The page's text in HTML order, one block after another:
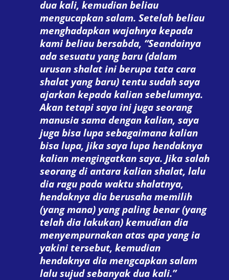
dua kali, kemudian beliau
mengucapkan salam. Setelah beliau
menghadapkan wajahnya kepada
kami beliau bersabda, “Seandainya
ada sesuatu yang baru (dalam
urusan shalat ini berupa tata cara
shalat yang baru) tentu sudah saya
ajarkan kepada kalian sebelumnya.
Akan tetapi saya ini juga seorang
manusia sama dengan kalian, saya
juga bisa lupa sebagaimana kalian
bisa lupa, jika saya lupa hendaknya
kalian mengingatkan saya. Jika salah
seorang di antara kalian shalat, lalu
dia ragu pada waktu shalatnya,
hendaknya dia berusaha memilih
(yang mana) yang paling benar (yang
telah dia lakukan) kemudian dia
menyempurnakan atas apa yang ia
yakini tersebut, kemudian
hendaknya dia mengcapkan salam
lalu sujud sebanyak dua kali.”